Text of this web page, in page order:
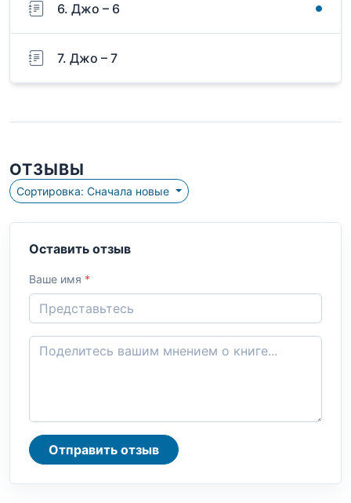
6. Джо – 6
7. Джо – 7
ОТЗЫВЫ
Сортировка: Сначала новые
Оставить отзыв
Ваше имя *
Отправить отзыв